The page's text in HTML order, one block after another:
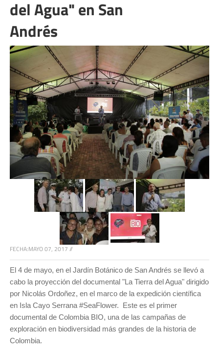
del Agua" en San
Andrés
FECHA:MAYO 07, 2017 //
El 4 de mayo, en el Jardín Botánico de San Andrés se llevó a
cabo la proyección del documental "La Tierra del Agua" dirigido
por Nicolás Ordoñez, en el marco de la expedición científica
en Isla Cayo Serrana #SeaFlower. Este es el primer
documental de Colombia BIO, una de las campañas de
exploración en biodiversidad más grandes de la historia de
Colombia.